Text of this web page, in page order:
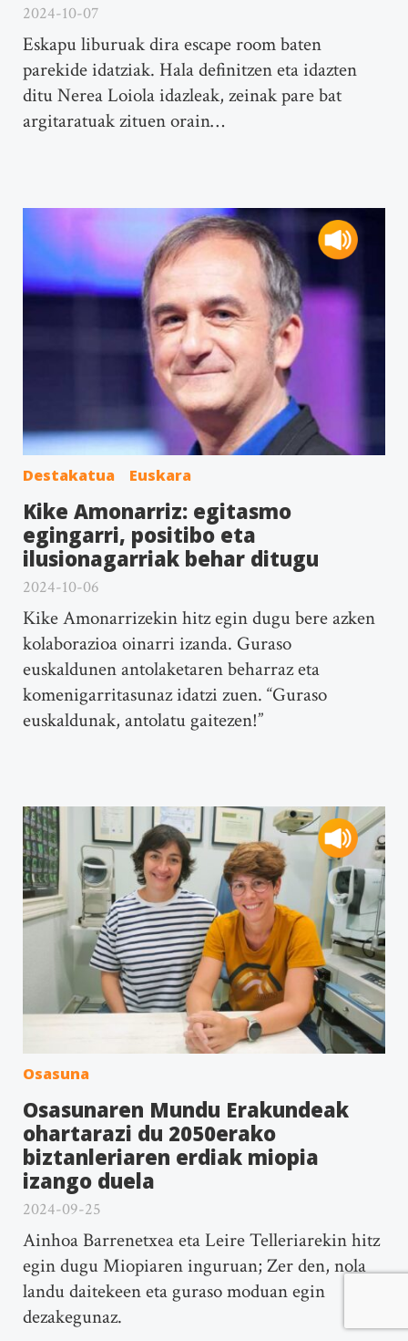
2024-10-07
Eskapu liburuak dira escape room baten
parekide idatziak. Hala definitzen eta idazten
ditu Nerea Loiola idazleak, zeinak pare bat
argitaratuak zituen orain…
Destakatua Euskara
Kike Amonarriz: egitasmo
egingarri, positibo eta
ilusionagarriak behar ditugu
2024-10-06
Kike Amonarrizekin hitz egin dugu bere azken
kolaborazioa oinarri izanda. Guraso
euskaldunen antolaketaren beharraz eta
komenigarritasunaz idatzi zuen. “Guraso
euskaldunak, antolatu gaitezen!”
Osasuna
Osasunaren Mundu Erakundeak
ohartarazi du 2050erako
biztanleriaren erdiak miopia
izango duela
2024-09-25
Ainhoa Barrenetxea eta Leire Telleriarekin hitz
egin dugu Miopiaren inguruan; Zer den, nola
landu daitekeen eta guraso moduan egin
dezakegunaz.